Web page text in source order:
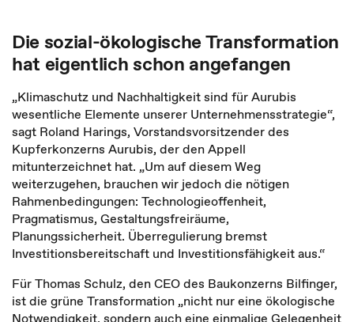
Die sozial-ökologische Transformation
hat eigentlich schon angefangen
„Klimaschutz und Nachhaltigkeit sind für Aurubis
wesentliche Elemente unserer Unternehmensstrategie“,
sagt Roland Harings, Vorstandsvorsitzender des
Kupferkonzerns Aurubis, der den Appell
mitunterzeichnet hat. „Um auf diesem Weg
weiterzugehen, brauchen wir jedoch die nötigen
Rahmenbedingungen: Technologieoffenheit,
Pragmatismus, Gestaltungsfreiräume,
Planungssicherheit. Überregulierung bremst
Investitionsbereitschaft und Investitionsfähigkeit aus.“
Für Thomas Schulz, den CEO des Baukonzerns Bilfinger,
ist die grüne Transformation „nicht nur eine ökologische
Notwendigkeit, sondern auch eine einmalige Gelegenheit